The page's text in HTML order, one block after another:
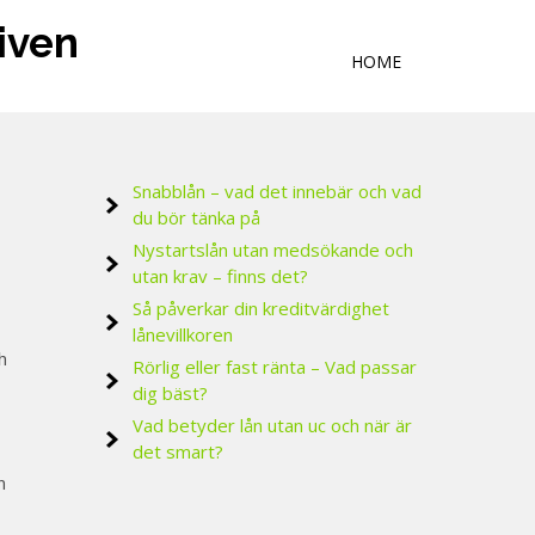
HOME
Snabblån – vad det innebär och vad
du bör tänka på
Nystartslån utan medsökande och
utan krav – finns det?
Så påverkar din kreditvärdighet
lånevillkoren
Rörlig eller fast ränta – Vad passar
dig bäst?
Vad betyder lån utan uc och när är
det smart?